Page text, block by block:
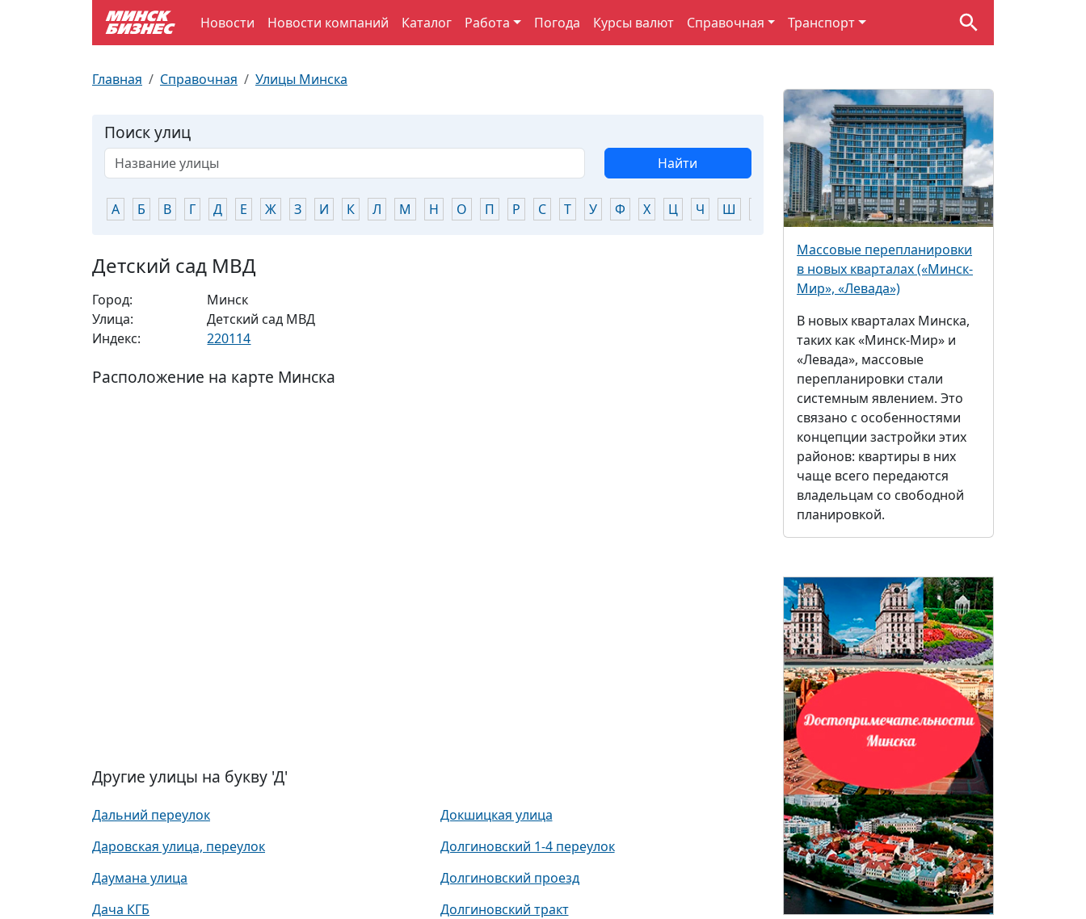
Новости Новости компаний Каталог Работа Погода Курсы валют Справочная Транспорт
Главная Справочная Улицы Минска
Поиск улиц
Найти
А Б В Г Д Е Ж З И К Л М Н О П Р С Т У Ф Х Ц Ч Ш Ю Я
Детский сад МВД
Город:
Минск
Улица:
Детский сад МВД
Индекс:
220114
Расположение на карте Минска
Другие улицы на букву 'Д'
Дальний переулок
Даровская улица, переулок
Даумана улица
Дача КГБ
Докшицкая улица
Долгиновский 1-4 переулок
Долгиновский проезд
Долгиновский тракт
Массовые перепланировки
в новых кварталах («Минск-
Мир», «Левада»)
В новых кварталах Минска,
таких как «Минск-Мир» и
«Левада», массовые
перепланировки стали
системным явлением. Это
связано с особенностями
концепции застройки этих
районов: квартиры в них
чаще всего передаются
владельцам со свободной
планировкой.
Почтовые индексы
Документы для ЗАГСа